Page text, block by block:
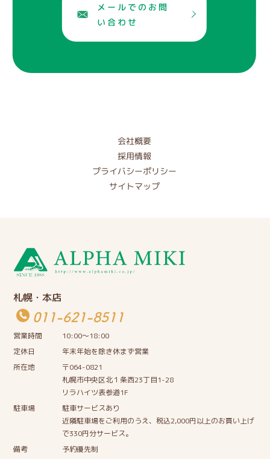
メールでのお問
い合わせ
会社概要
採用情報
プライバシーポリシー
サイトマップ
札幌・本店
011-621-8511
営業時間
10:00〜18:00
定休日
年末年始を除き休まず営業
所在地
〒064-0821
札幌市中央区北１条西23丁目1-28
リラハイツ表参道1F
駐車場
駐車サービスあり
近隣駐車場をご利用のうえ、税込2,000円以上のお買い上げ
で330円分サービス。
備考
予約優先制